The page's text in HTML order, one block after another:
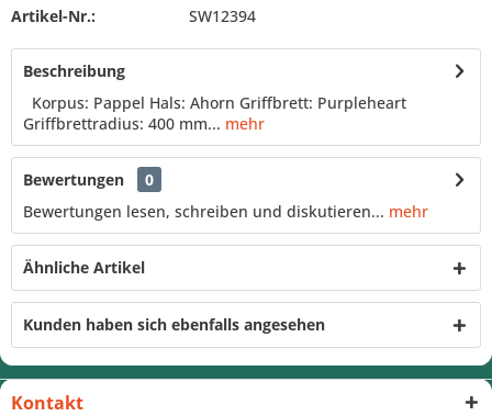
Artikel-Nr.: SW12394
Beschreibung
Korpus: Pappel Hals: Ahorn Griffbrett: Purpleheart
Griffbrettradius: 400 mm... mehr
Bewertungen
0
Bewertungen lesen, schreiben und diskutieren... mehr
Ähnliche Artikel
Kunden haben sich ebenfalls angesehen
Kontakt